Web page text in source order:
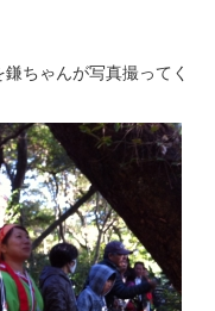
ちゃんが写真撮ってく